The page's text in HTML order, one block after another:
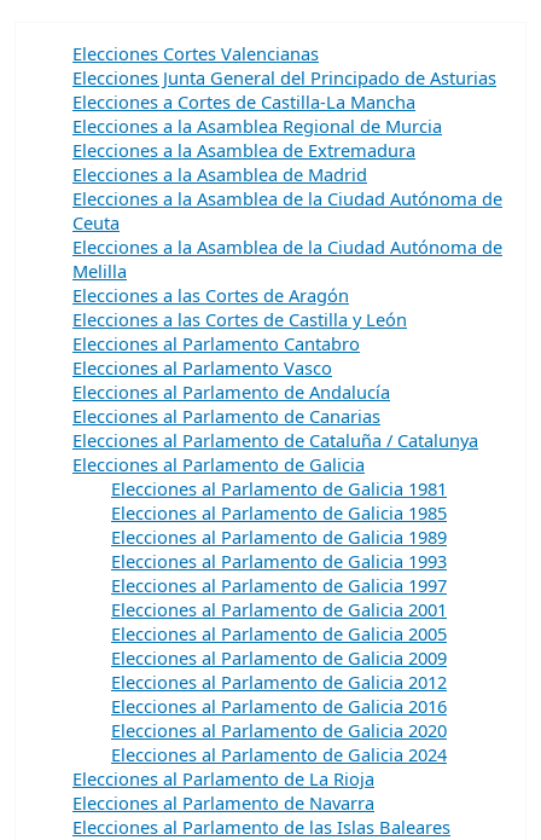
Elecciones Cortes Valencianas
Elecciones Junta General del Principado de Asturias
Elecciones a Cortes de Castilla-La Mancha
Elecciones a la Asamblea Regional de Murcia
Elecciones a la Asamblea de Extremadura
Elecciones a la Asamblea de Madrid
Elecciones a la Asamblea de la Ciudad Autónoma de
Ceuta
Elecciones a la Asamblea de la Ciudad Autónoma de
Melilla
Elecciones a las Cortes de Aragón
Elecciones a las Cortes de Castilla y León
Elecciones al Parlamento Cantabro
Elecciones al Parlamento Vasco
Elecciones al Parlamento de Andalucía
Elecciones al Parlamento de Canarias
Elecciones al Parlamento de Cataluña / Catalunya
Elecciones al Parlamento de Galicia
Elecciones al Parlamento de Galicia 1981
Elecciones al Parlamento de Galicia 1985
Elecciones al Parlamento de Galicia 1989
Elecciones al Parlamento de Galicia 1993
Elecciones al Parlamento de Galicia 1997
Elecciones al Parlamento de Galicia 2001
Elecciones al Parlamento de Galicia 2005
Elecciones al Parlamento de Galicia 2009
Elecciones al Parlamento de Galicia 2012
Elecciones al Parlamento de Galicia 2016
Elecciones al Parlamento de Galicia 2020
Elecciones al Parlamento de Galicia 2024
Elecciones al Parlamento de La Rioja
Elecciones al Parlamento de Navarra
Elecciones al Parlamento de las Islas Baleares